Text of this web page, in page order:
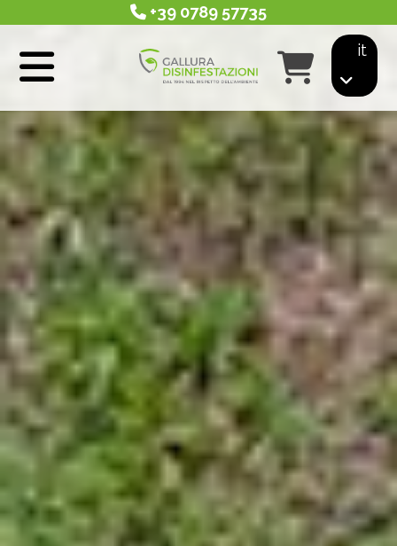
+39 0789 57735
it